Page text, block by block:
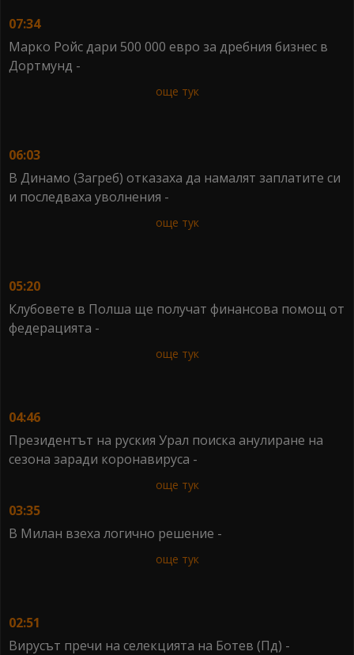
07:34
Марко Ройс дари 500 000 евро за дребния бизнес в
Дортмунд -
още тук
06:03
В Динамо (Загреб) отказаха да намалят заплатите си
и последваха уволнения -
още тук
05:20
Клубовете в Полша ще получат финансова помощ от
федерацията -
още тук
04:46
Президентът на руския Урал поиска анулиране на
сезона заради коронавируса -
още тук
03:35
В Милан взеха логично решение -
още тук
02:51
Вирусът пречи на селекцията на Ботев (Пд) -